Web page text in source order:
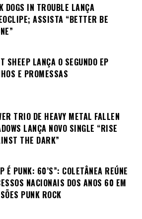
DOGS IN TROUBLE LANÇA
ASSISTA “BETTER BE
SHEEP LANÇA O SEGUNDO EP
E PROMESSAS
TRIO DE HEAVY METAL FALLEN
LANÇA NOVO SINGLE “RISE
THE DARK”
É PUNK: 60’S”: COLETÂNEA REÚNE
NACIONAIS DOS ANOS 60 EM
PUNK ROCK